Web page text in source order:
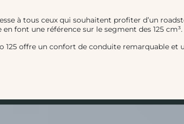
à tous ceux qui souhaitent profiter d’un
font une référence sur le segment des 125 cm³.
offre un confort de conduite remarquable